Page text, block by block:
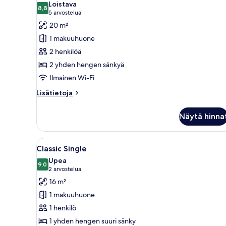
huonetyypin
Deluxe
Twin
kuvat
8,88,8 kautta 10
Loistava
5 arvostelua
(5
arvostelua)
20 m²
1 makuuhuone
2 henkilöä
2 yhden hengen sänkyä
Ilmainen Wi-Fi
Lisätietoja
Lisätietoja
Näytä
Avaa
kaikki
huonetyypin
Classic
Single
kuvat
Moderni hotellihuone, jossa
4
Classic Single
9,09,0 kautta 10
Upea
2 arvostelua
(2
arvostelua)
16 m²
1 makuuhuone
1 henkilö
1 yhden hengen suuri sänky